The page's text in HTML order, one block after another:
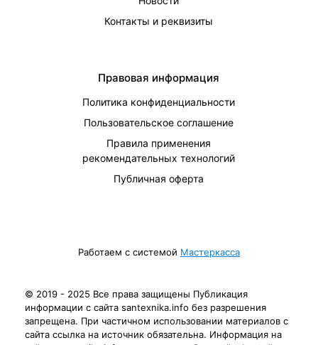
Контакты и реквизиты
Правовая информация
Политика конфиденциальности
Пользовательское соглашение
Правила применения
рекомендательных технологий
Публичная оферта
Работаем с системой Мастеркасса
© 2019 - 2025 Все права защищены Публикация
информации с сайта santexnika.info без разрешения
запрещена. При частичном использовании материалов с
сайта ссылка на источник обязательна. Информация на